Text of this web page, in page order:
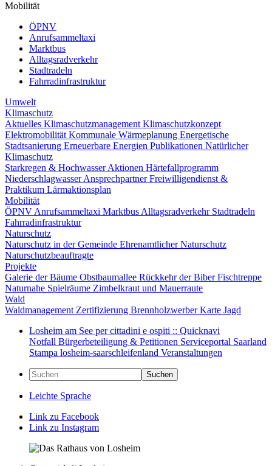
Mobilität
ÖPNV
Anrufsammeltaxi
Marktbus
Alltagsradverkehr
Stadtradeln
Fahrradinfrastruktur
Umwelt
Klimaschutz
Aktuelles Klimaschutzmanagement Klimaschutzkonzept
Elektromobilität Kommunale Wärmeplanung Energetische
Stadtsanierung Erneuerbare Energien Publikationen Natürlicher
Klimaschutz
Starkregen & HochwasserAktionen Härtefallprogramm
NiederschlagwasserAnsprechpartnerFreiwilligendienst &
Praktikum Lärmaktionsplan
Mobilität
ÖPNV Anrufsammeltaxi Marktbus Alltagsradverkehr Stadtradeln
Fahrradinfrastruktur
Naturschutz
Naturschutz in der Gemeinde Ehrenamtlicher Naturschutz
Naturschutzbeauftragte
Projekte
Galerie der Bäume Obstbaumallee Rückkehr der BiberFischtreppe
Naturnahe Spielräume Zimbelkraut und Mauerraute
Wald
Waldmanagement Zertifizierung BrennholzwerberKarte Jagd
Losheim am See per cittadini e ospiti :: Quicknavi
Notfall Bürgerbeteiligung & Petitionen Serviceportal Saarland
Stampa losheim-saarschleifenland Veranstaltungen
Suchen
Leichte Sprache
Link zu Facebook
Link zu Instagram